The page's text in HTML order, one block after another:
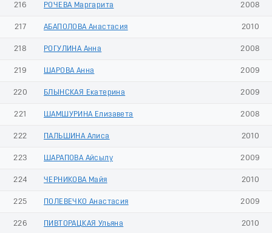
216 РОЧЕВА Маргарита 2008
217 АБАПОЛОВА Анастасия 2010
218 РОГУЛИНА Анна 2008
219 ШАРОВА Анна 2009
220 БЛЫНСКАЯ Екатерина 2009
221 ШАМШУРИНА Елизавета 2008
222 ПАЛЬШИНА Алиса 2010
223 ШАРАПОВА Айсылу 2009
224 ЧЕРНИКОВА Майя 2010
225 ПОЛЕВЕЧКО Анастасия 2009
226 ПИВТОРАЦКАЯ Ульяна 2010